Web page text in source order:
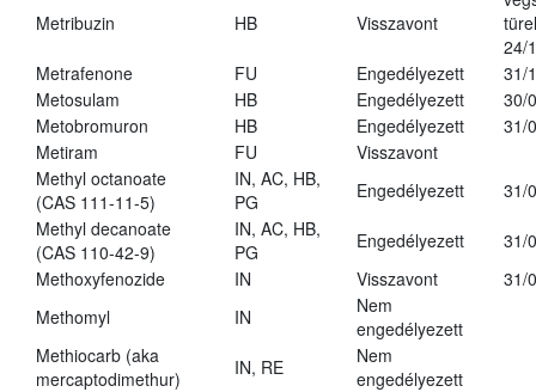
Metribuzin HB Visszavont
24/
Metrafenone
FU Engedélyezett
31/
Metosulam
HB Engedélyezett
30/
Metobromuron
HB Engedélyezett
31/
Metiram
FU
Visszavont
Methyl octanoate
(CAS 111-11-5)
IN, AC, HB,
PG
Engedélyezett
31/
Methyl decanoate
(CAS 110-42-9)
IN, AC, HB,
PG
Engedélyezett
31/
Methoxyfenozide
IN Visszavont
31/
Methomyl
IN
Nem
engedélyezett
Methiocarb (aka
mercaptodimethur)
IN, RE
Nem
engedélyezett